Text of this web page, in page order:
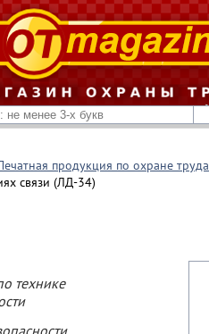
продукция по охране труда
связи (ЛД-34)
технике